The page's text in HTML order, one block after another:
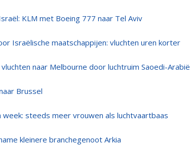
KLM met Boeing 777 naar Tel Aviv
Israëlische maatschappijen: vluchten uren korter
naar Melbourne door luchtruim Saoedi-Arabië
Brussel
week: steeds meer vrouwen als luchtvaartbaas
kleinere branchegenoot Arkia